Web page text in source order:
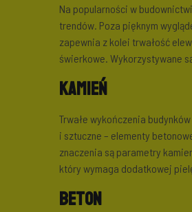
Na popularności w
trendów. Poza pięknym
zapewnia z kolei trwałość
świerkowe. Wykorzystywane
Kamień
Trwałe wykończenia
i sztuczne – elementy
znaczenia są parametry
który wymaga dodatkowej
Beton